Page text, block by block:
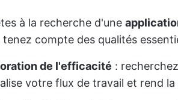
à la recherche d'une
tenez compte des qualités
de l'efficacité :
votre flux de travail et rend